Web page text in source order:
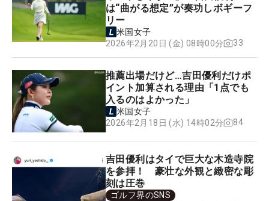
は“曲がる想定”が奏功しボギーフ
リー
米国女子
2026年2月20日 (金) 08時00分
33
推薦出場だけど…吉田優利だけポ
イント加算される理由「1点でも
入るのはよかった」
米国女子
2026年2月18日 (水) 14時02分
84
吉田優利はタイで巨大な木造寺院
を参拝！ 豪壮な外観と緻密な彫
刻は圧巻
ゴルフ界のSNS